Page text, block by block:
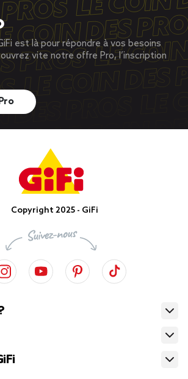
est là pour répondre à vos besoins
vite notre offre Pro, l’inscription
Copyright 2025 - GiFi